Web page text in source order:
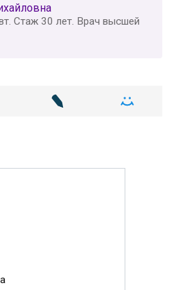
Стаж 30 лет. Врач высшей